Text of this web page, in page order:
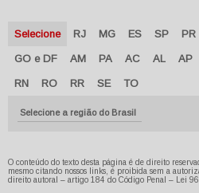
Selecione RJ MG ES SP PR
GO e DF AM PA AC AL AP
RN RO RR SE TO
Selecione a região do Brasil
O conteúdo do texto desta página é de direito
mesmo citando nossos links, é proibida sem a
direito autoral – artigo 184 do Código Penal –
Lei